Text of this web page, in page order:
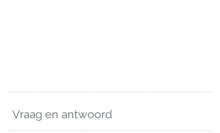
Vraag en antwoord